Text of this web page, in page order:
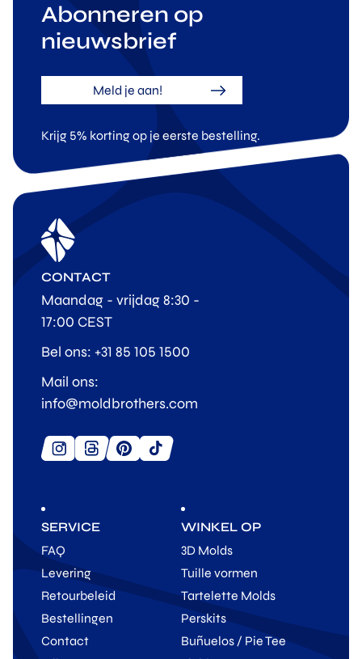
Abonneren op
nieuwsbrief
Meld je aan!
Krijg 5% korting op je eerste bestelling.
SERVICE
FAQ
Levering
Retourbeleid
Bestellingen
Contact
WINKEL OP
3D Molds
Tuille vormen
Tartelette Molds
Perskits
Buñuelos / Pie Tee
CONTACT
Maandag - vrijdag 8:30 -
17:00 CEST
Bel ons: +31 85 105 1500
Mail ons:
info@moldbrothers.com